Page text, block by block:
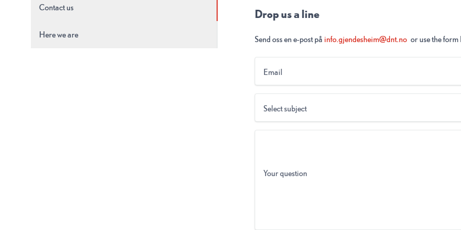
Contact us
Here we are
Drop us a line
Send oss en e-post på info.gjendesheim@dnt.no or use the form
Email
Select subject
Your question